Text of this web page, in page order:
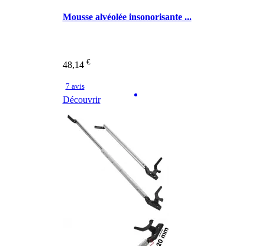
Mousse alvéolée insonorisante ...
48,14 €
7 avis
Découvrir